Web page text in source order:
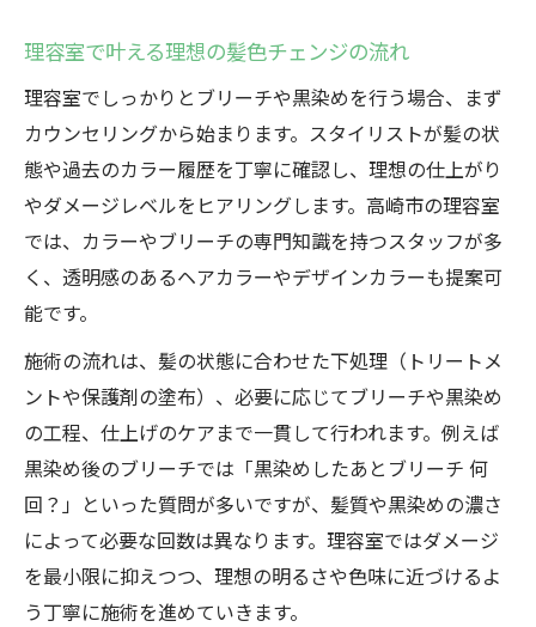
理容室で叶える理想の髪色チェンジの流れ
理容室でしっかりとブリーチや黒染めを行う場合、まず
カウンセリングから始まります。スタイリストが髪の状
態や過去のカラー履歴を丁寧に確認し、理想の仕上がり
やダメージレベルをヒアリングします。高崎市の理容室
では、カラーやブリーチの専門知識を持つスタッフが多
く、透明感のあるヘアカラーやデザインカラーも提案可
能です。
施術の流れは、髪の状態に合わせた下処理（トリートメ
ントや保護剤の塗布）、必要に応じてブリーチや黒染め
の工程、仕上げのケアまで一貫して行われます。例えば
黒染め後のブリーチでは「黒染めしたあとブリーチ 何
回？」といった質問が多いですが、髪質や黒染めの濃さ
によって必要な回数は異なります。理容室ではダメージ
を最小限に抑えつつ、理想の明るさや色味に近づけるよ
う丁寧に施術を進めていきます。